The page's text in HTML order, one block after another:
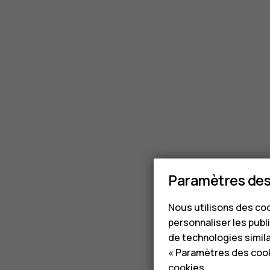
Paramètres
Nous utilisons des
personnaliser les
de technologies
« Paramètres des